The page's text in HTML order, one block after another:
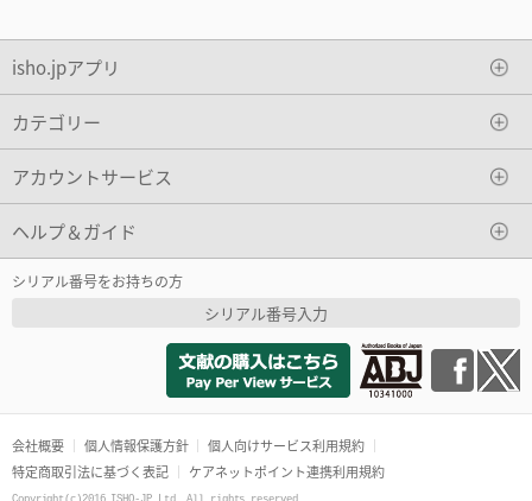
isho.jpアプリ
カテゴリー
アカウントサービス
ヘルプ＆ガイド
シリアル番号をお持ちの方
シリアル番号入力
会社概要 個人情報保護方針
個人向けサービス利用規約
特定商取引法に基づく表記
ケアネットポイント連携利用規約